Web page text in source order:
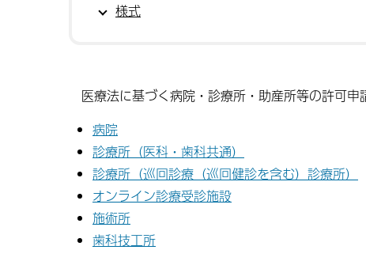
様式
医療法に基づく病院・診療所・助産所等の許可申
病院
診療所（医科・歯科共通）
診療所（巡回診療（巡回健診を含む）診療所）
オンライン診療受診施設
施術所
歯科技工所